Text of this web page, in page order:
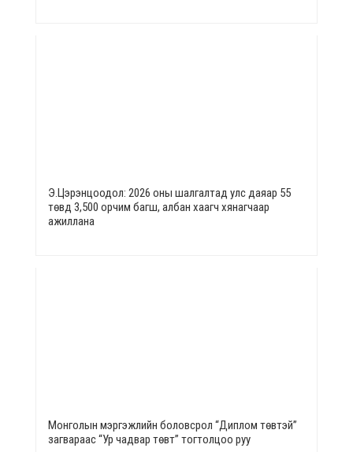
Э.Цэрэнцоодол: 2026 оны шалгалтад улс даяар 55
төвд 3,500 орчим багш, албан хаагч хянагчаар
ажиллана
Монголын мэргэжлийн боловсрол “Диплом төвтэй”
загвараас “Ур чадвар төвт” тогтолцоо руу